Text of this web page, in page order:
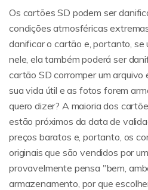
Os cartões SD podem ser
condições atmosféricas
danificar o cartão e, portanto,
nele, ela também poderá ser
cartão SD corromper um arquivo
sua vida útil e as fotos forem
quero dizer? A maioria dos
estão próximos da data de
preços baratos e, portanto, os
originais que são vendidos por
provavelmente pensa "bem,
armazenamento, por que